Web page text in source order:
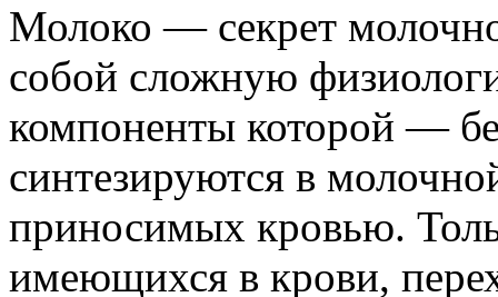
Молоко — секрет
собой сложную
компоненты которой —
синтезируются в
приносимых кровью.
имеющихся в крови,